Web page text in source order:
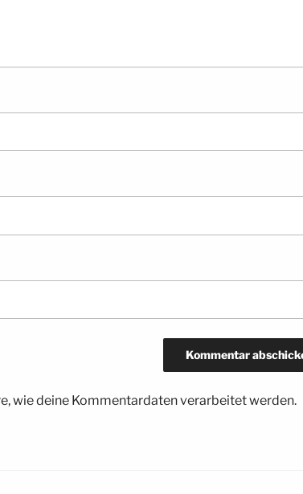
wie deine Kommentardaten verarbeitet werden.